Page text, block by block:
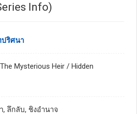
Info)
ริศนา
The Mysterious Heir / Hidden
, ลึกลับ, ชิงอำนาจ